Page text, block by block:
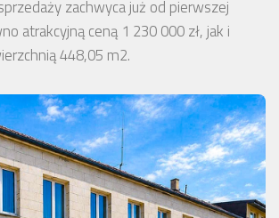
zachwyca już od pierwszej
atrakcyjną ceną 1 230 000 zł, jak i
448,05 m2.